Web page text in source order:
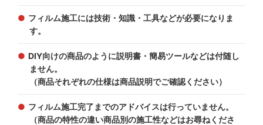
フィルム施工には技術・知識・工具などが必要になりま
す。
DIY向けの商品のように説明書・簡易ツールなどは付随し
ません。
（商品それぞれの仕様は商品説明でご確認ください）
フィルム施工完了までのアドバイスは行っていません。
（商品の特性の違い商品別の施工性などはお尋ねくださ